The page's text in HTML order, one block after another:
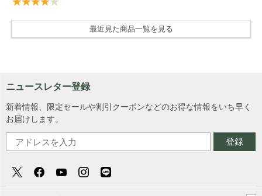
最近見た商品一覧を見る
ニュースレター登録
新着情報、限定セールや割引クーポンなどのお得な情報をいち早く
お届けします。
登録